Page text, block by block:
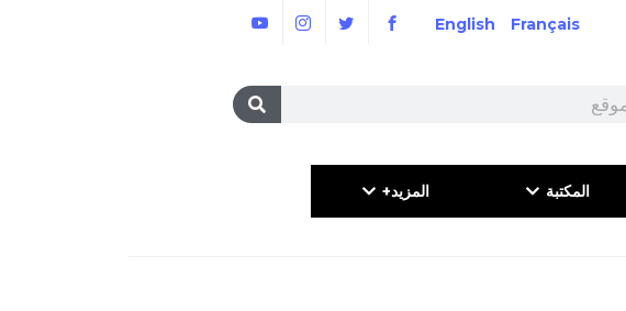
Français
English
المكتبة المزيد+